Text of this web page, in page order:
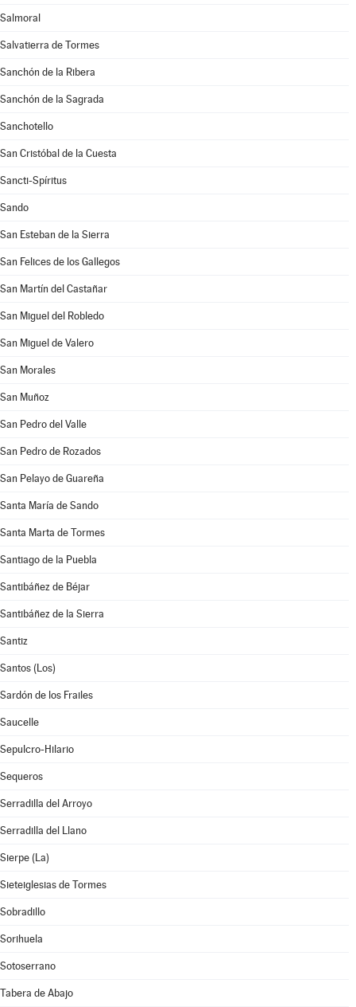
Salmoral
Salvatierra de Tormes
Sanchón de la Ribera
Sanchón de la Sagrada
Sanchotello
San Cristóbal de la Cuesta
Sancti-Spíritus
Sando
San Esteban de la Sierra
San Felices de los Gallegos
San Martín del Castañar
San Miguel del Robledo
San Miguel de Valero
San Morales
San Muñoz
San Pedro del Valle
San Pedro de Rozados
San Pelayo de Guareña
Santa María de Sando
Santa Marta de Tormes
Santiago de la Puebla
Santibáñez de Béjar
Santibáñez de la Sierra
Santiz
Santos (Los)
Sardón de los Frailes
Saucelle
Sepulcro-Hilario
Sequeros
Serradilla del Arroyo
Serradilla del Llano
Sierpe (La)
Sieteiglesias de Tormes
Sobradillo
Sorihuela
Sotoserrano
Tabera de Abajo